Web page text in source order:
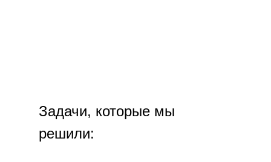
Задачи, которые мы
решили: